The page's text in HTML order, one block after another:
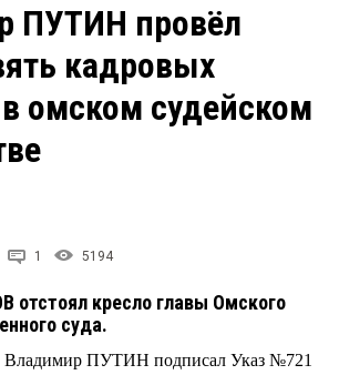
Рейтинги
Блоги
Архив
ПУТИН провёл
кадровых
омском судейском
1 5194
отстоял кресло главы Омского
суда.
Владимир ПУТИН подписал Указ №721